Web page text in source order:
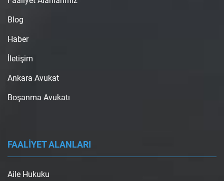
Blog
Haber
İletişim
Ankara Avukat
Boşanma Avukatı
FAALİYET ALANLARI
Aile Hukuku